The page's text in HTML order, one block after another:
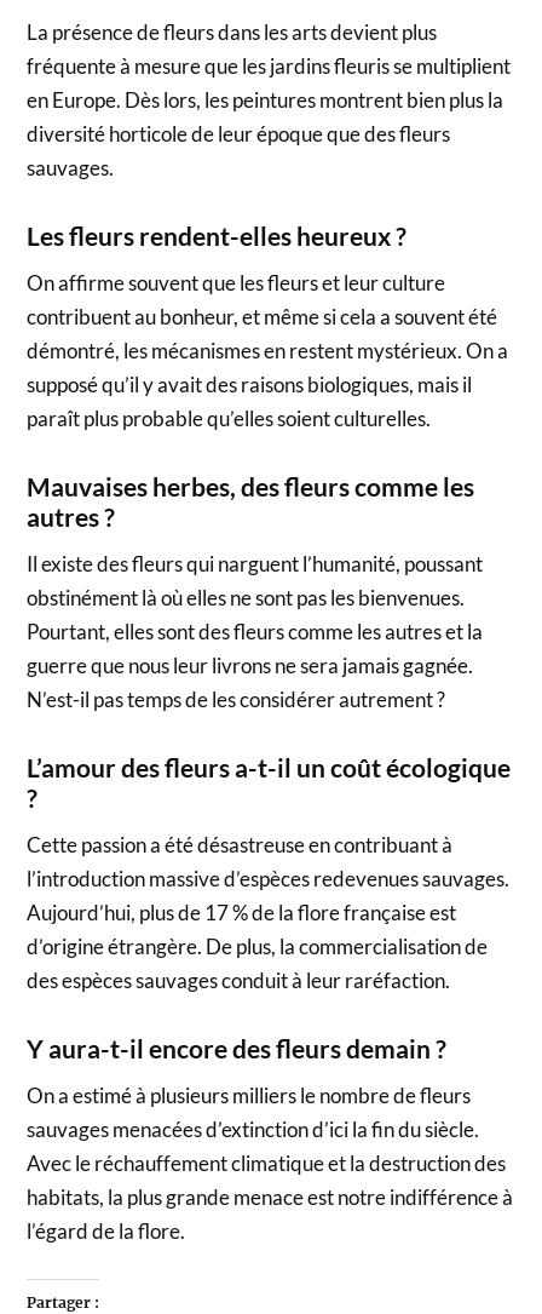
La présence de fleurs dans les arts devient plus
fréquente à mesure que les jardins fleuris se multiplient
en Europe. Dès lors, les peintures montrent bien plus la
diversité horticole de leur époque que des fleurs
sauvages.
Les fleurs rendent-elles heureux ?
On affirme souvent que les fleurs et leur culture
contribuent au bonheur, et même si cela a souvent été
démontré, les mécanismes en restent mystérieux. On a
supposé qu’il y avait des raisons biologiques, mais il
paraît plus probable qu’elles soient culturelles.
Mauvaises herbes, des fleurs comme les
autres ?
Il existe des fleurs qui narguent l’humanité, poussant
obstinément là où elles ne sont pas les bienvenues.
Pourtant, elles sont des fleurs comme les autres et la
guerre que nous leur livrons ne sera jamais gagnée.
N’est-il pas temps de les considérer autrement ?
L’amour des fleurs a-t-il un coût écologique
?
Cette passion a été désastreuse en contribuant à
l’introduction massive d’espèces redevenues sauvages.
Aujourd’hui, plus de 17 % de la flore française est
d’origine étrangère. De plus, la commercialisation de
des espèces sauvages conduit à leur raréfaction.
Y aura-t-il encore des fleurs demain ?
On a estimé à plusieurs milliers le nombre de fleurs
sauvages menacées d’extinction d’ici la fin du siècle.
Avec le réchauffement climatique et la destruction des
habitats, la plus grande menace est notre indifférence à
l’égard de la flore.
Partager :